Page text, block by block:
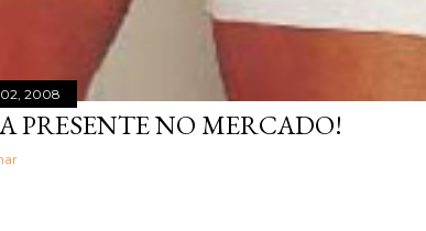
2008
PRESENTE NO MERCADO!